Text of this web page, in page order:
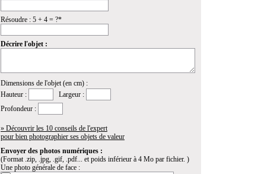
Résoudre : 5 + 4 = ?*
Décrire l'objet :
Dimensions de l'objet (en cm) :
Hauteur :
Largeur :
Profondeur :
» Découvrir les 10 conseils de l'expert
pour bien photographier ses objets de valeur
Envoyer des photos numériques :
(Format .zip, .jpg, .gif, .pdf... et poids inférieur à 4 Mo par fichier. )
Une photo générale de face :